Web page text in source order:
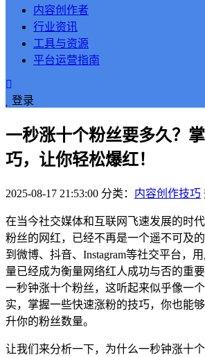
内容创作者
行业资讯
工具与资源
平台运营指南
登录
一秒涨十个粉丝要多久？
巧，让你轻松爆红！
2025-08-17 21:53:00 分类： 内容创作技巧
在当今社交媒体和互联网飞速发展的时
粉丝的网红，已经不再是一个遥不可及
到微博、抖音、Instagram等社交平台，
量已经成为衡量网络红人成功与否的重
一秒钟涨十个粉丝，这听起来似乎像一
实，掌握一些快速涨粉的技巧，你也能
升你的粉丝数量。
让我们来分析一下，为什么一秒钟涨十